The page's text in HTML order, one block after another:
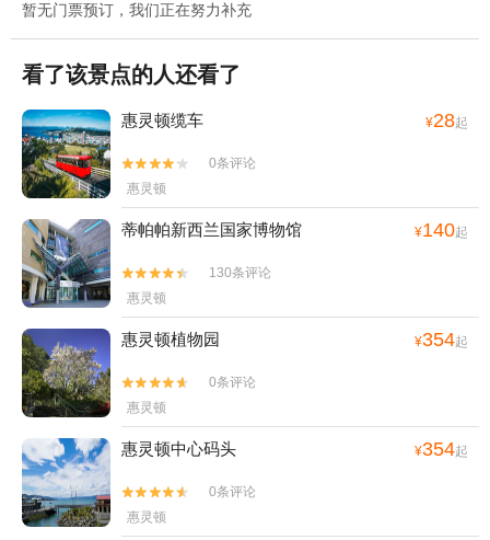
暂无门票预订，我们正在努力补充
看了该景点的人还看了
惠灵顿缆车 ¥28起


0条评论
惠灵顿
蒂帕帕新西兰国家博物馆 ¥140起


130条评论
惠灵顿
惠灵顿植物园 ¥354起


0条评论
惠灵顿
惠灵顿中心码头 ¥354起


0条评论
惠灵顿